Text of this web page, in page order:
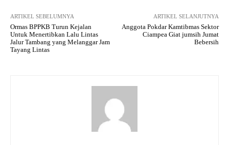
ARTIKEL SEBELUMNYA
Ormas BPPKB Turun Kejalan
Untuk Menertibkan Lalu Lintas
Jalur Tambang yang Melanggar Jam
Tayang Lintas
ARTIKEL SELANJUTNYA
Anggota Pokdar Kamtibmas Sektor
Ciampea Giat jumsih Jumat
Bebersih